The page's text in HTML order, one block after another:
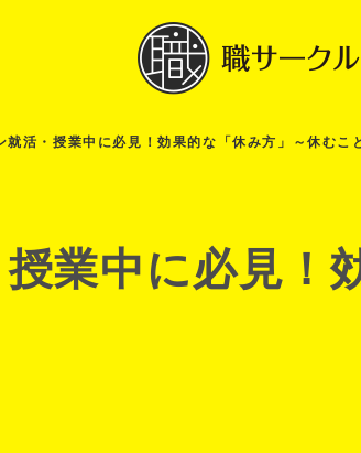
就活・授業中に必見！効果的な「休み方」～休むこ
業中に必見！